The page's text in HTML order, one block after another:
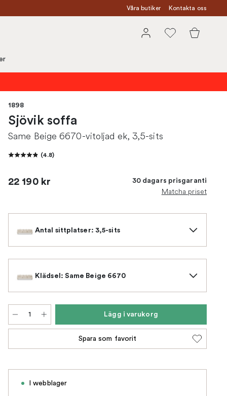
Våra butiker Kontakta oss
1898
Sjövik soffa
Same Beige 6670-vitoljad ek, 3,5-sits
(4.8)
22 190 kr 30 dagars prisgaranti
Matcha priset
Antal sittplatser: 3,5-sits
Klädsel: Same Beige 6670
Lägg i varukorg
Spara som favorit
I webblager